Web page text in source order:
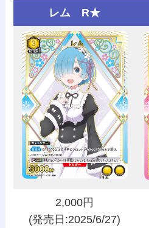
レム R★
2,000円
(発売日:2025/6/27)